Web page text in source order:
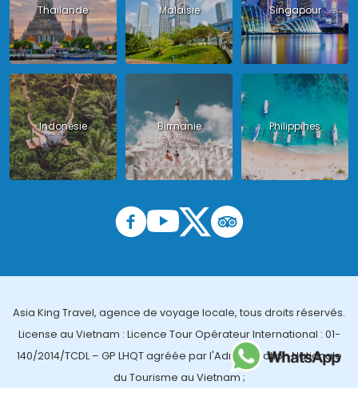
Thailande Malaisie Singapour
Indonésie Birmanie Philippines
Asia King Travel, agence de voyage locale, tous droits réservés.
License au Vietnam : Licence Tour Opérateur International : 01-
140/2014/TCDL – GP LHQT agréée par l'Administration Nationale
du Tourisme au Vietnam ;